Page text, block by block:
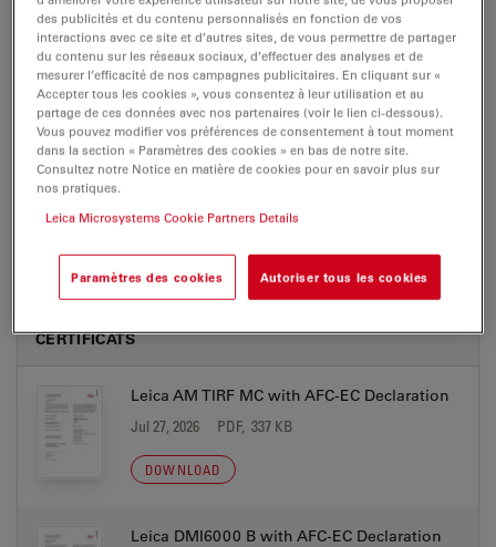
BROCHURE OR FLYER
Leica AM TIRF MC-Brochure EN
Jul 27, 2026 PDF, 707 KB
CERTIFICATS
Leica AM TIRF MC with AFC-EC Declaration
Jul 27, 2026 PDF, 337 KB
DOWNLOAD
Leica DMI6000 B with AFC-EC Declaration
des publicités et du contenu personnalisés en fonction de vos
interactions avec ce site et d’autres sites, de vous permettre de partager
du contenu sur les réseaux sociaux, d’effectuer des analyses et de
mesurer l’efficacité de nos campagnes publicitaires. En cliquant sur «
Accepter tous les cookies », vous consentez à leur utilisation et au
partage de ces données avec nos partenaires (voir le lien ci-dessous).
Vous pouvez modifier vos préférences de consentement à tout moment
dans la section « Paramètres des cookies » en bas de notre site.
Consultez notre Notice en matière de cookies pour en savoir plus sur
nos pratiques.
Leica Microsystems Cookie Partners Details
Paramètres des cookies Autoriser tous les cookies